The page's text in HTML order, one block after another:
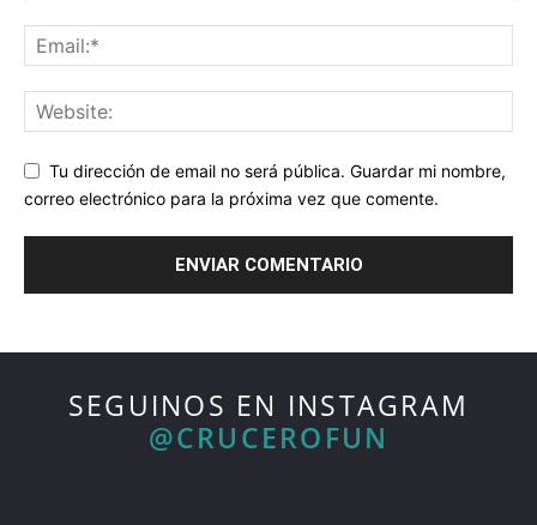
Tu dirección de email no será pública. Guardar mi nombre,
correo electrónico para la próxima vez que comente.
SEGUINOS EN INSTAGRAM
@CRUCEROFUN